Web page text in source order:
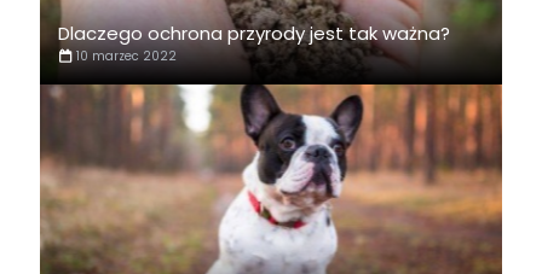
Dlaczego ochrona przyrody jest tak ważna?
10 marzec 2022